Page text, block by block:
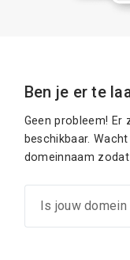
Ben je er te
Geen probleem! Er
beschikbaar.
domeinnaam